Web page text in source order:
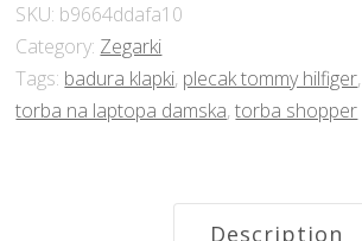
SKU: b9664ddafa10
Category: Zegarki
Tags: badura klapki, plecak tommy hilfiger,
torba na laptopa damska,torba shopper
Description